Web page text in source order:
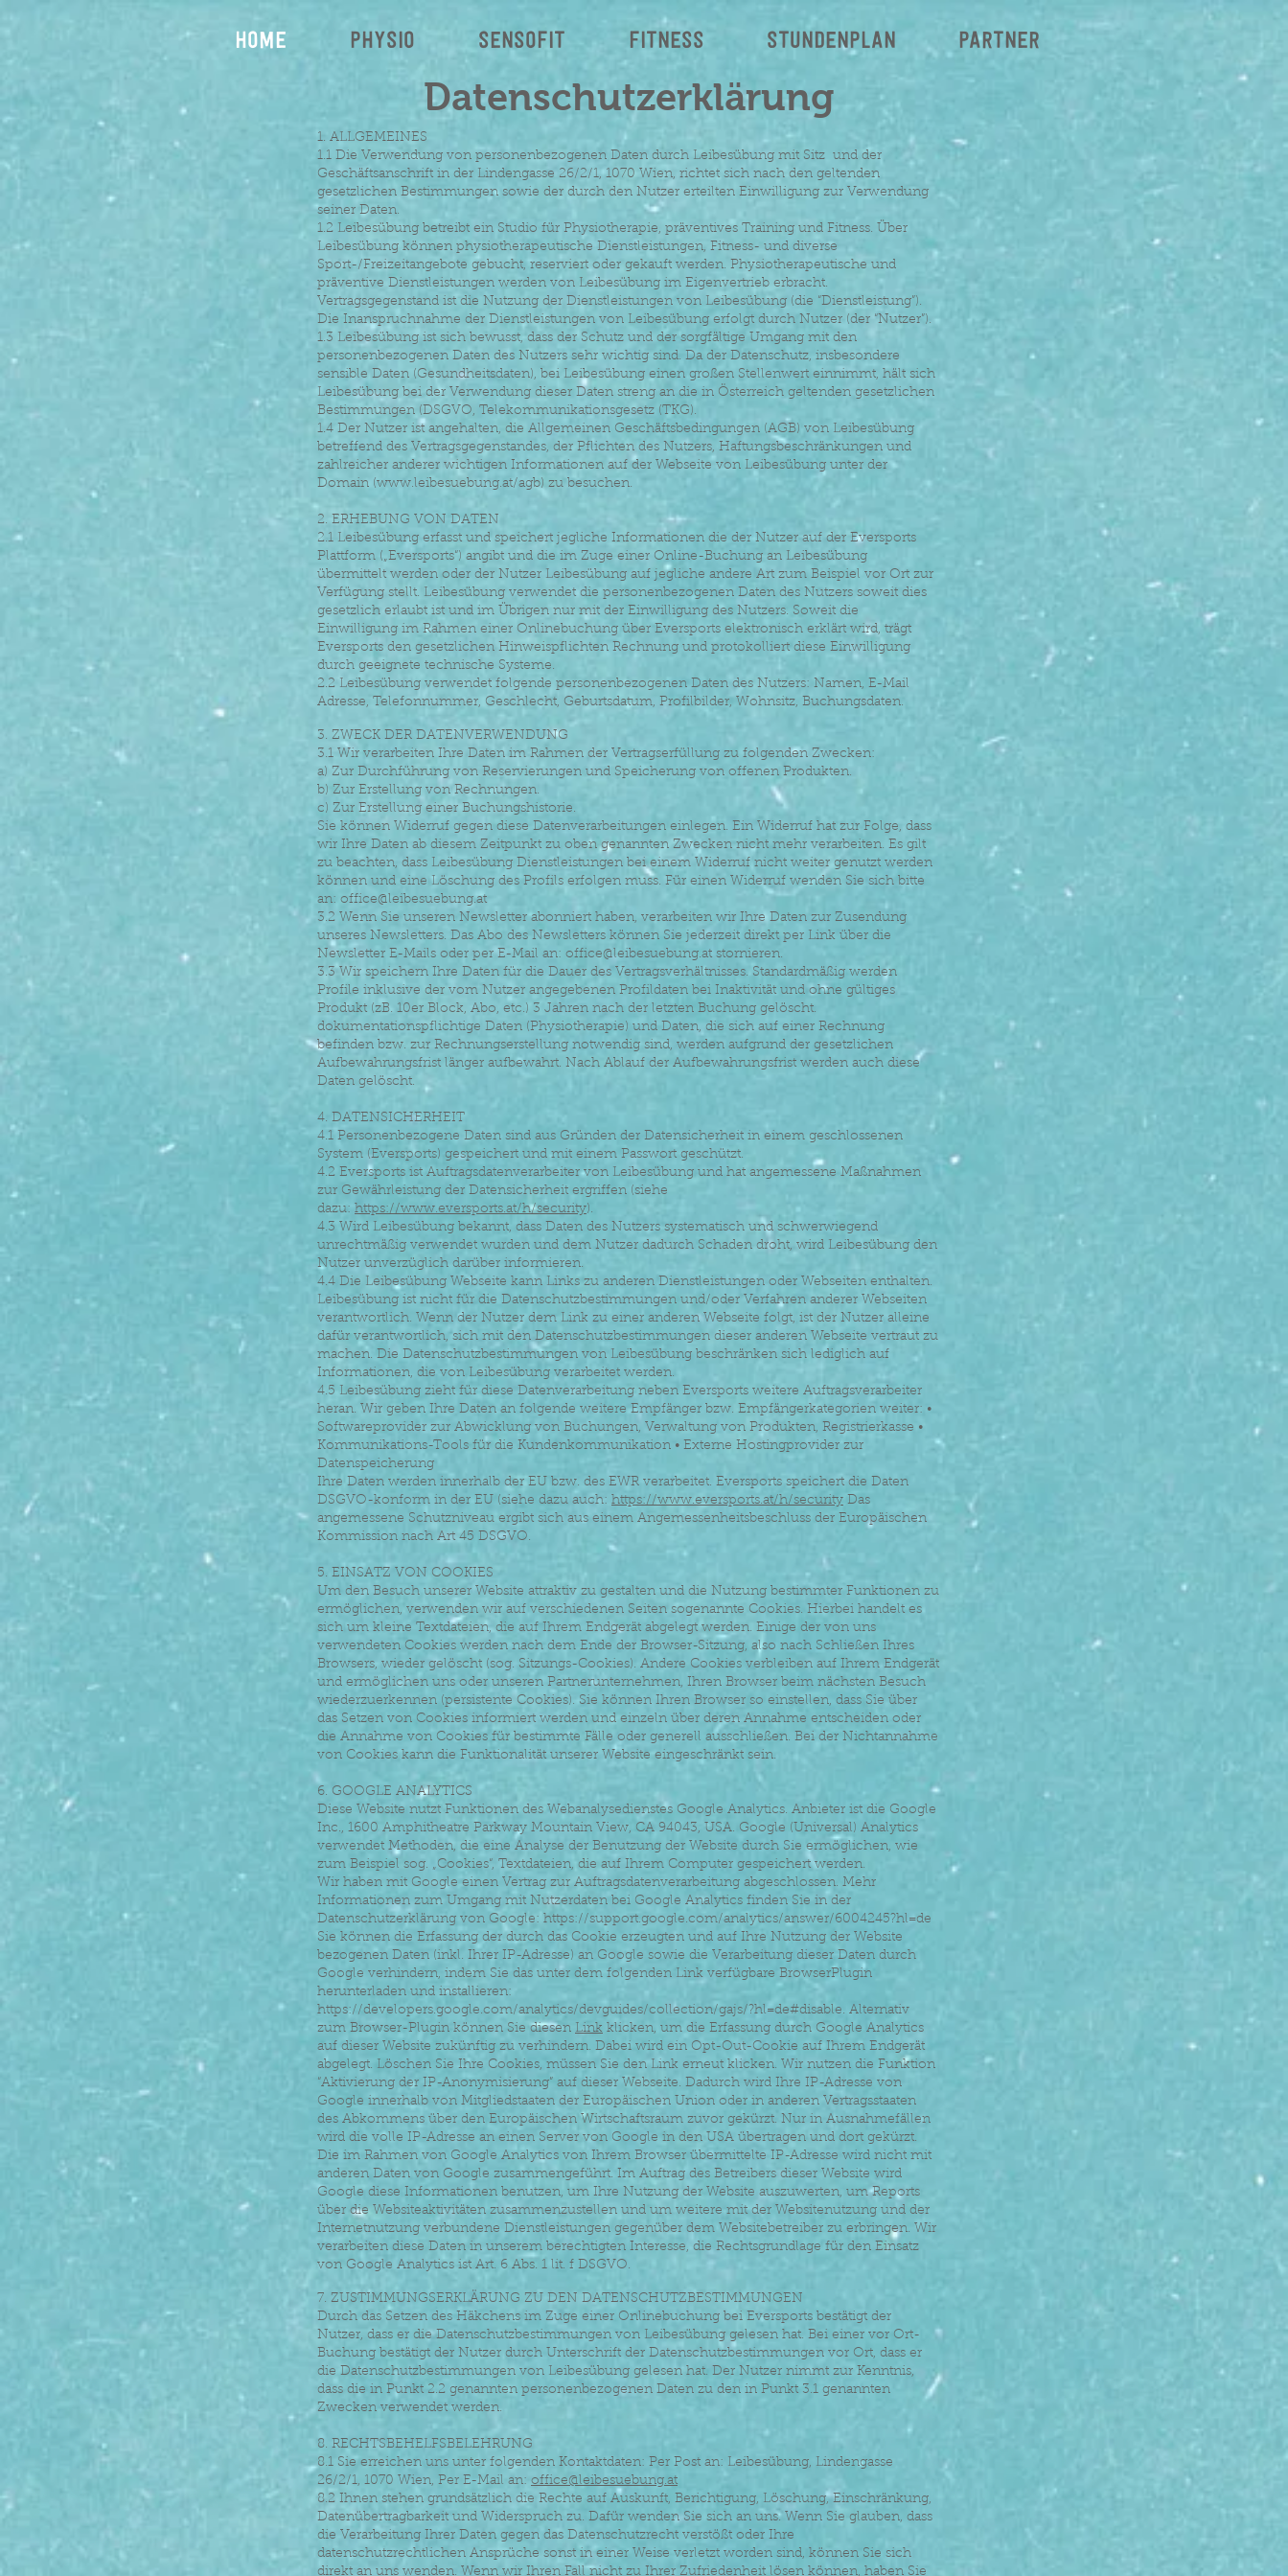
Home Physio SENSOFIT Fitness Stundenplan Partner
Datenschutzerklärung
1. ALLGEMEINES
1.1 Die Verwendung von personenbezogenen Daten durch Leibesübung mit Sitz und der
Geschäftsanschrift in der Lindengasse 26/2/1, 1070 Wien, richtet sich nach den geltenden
gesetzlichen Bestimmungen sowie der durch den Nutzer erteilten Einwilligung zur Verwendung
seiner Daten.
1.2 Leibesübung betreibt ein Studio für Physiotherapie, präventives Training und Fitness. Über
Leibesübung können physiotherapeutische Dienstleistungen, Fitness- und diverse
Sport-/Freizeitangebote gebucht, reserviert oder gekauft werden. Physiotherapeutische und
präventive Dienstleistungen werden von Leibesübung im Eigenvertrieb erbracht.
Vertragsgegenstand ist die Nutzung der Dienstleistungen von Leibesübung (die “Dienstleistung”).
Die Inanspruchnahme der Dienstleistungen von Leibesübung erfolgt durch Nutzer (der “Nutzer”).
1.3 Leibesübung ist sich bewusst, dass der Schutz und der sorgfältige Umgang mit den
personenbezogenen Daten des Nutzers sehr wichtig sind. Da der Datenschutz, insbesondere
sensible Daten (Gesundheitsdaten), bei Leibesübung einen großen Stellenwert einnimmt, hält sich
Leibesübung bei der Verwendung dieser Daten streng an die in Österreich geltenden gesetzlichen
Bestimmungen (DSGVO, Telekommunikationsgesetz (TKG).
1.4 Der Nutzer ist angehalten, die Allgemeinen Geschäftsbedingungen (AGB) von Leibesübung
betreffend des Vertragsgegenstandes, der Pflichten des Nutzers, Haftungsbeschränkungen und
zahlreicher anderer wichtigen Informationen auf der Webseite von Leibesübung unter der
Domain (www.leibesuebung.at/agb) zu besuchen.
2. ERHEBUNG VON DATEN
2.1 Leibesübung erfasst und speichert jegliche Informationen die der Nutzer auf der Eversports
Plattform („Eversports“) angibt und die im Zuge einer Online-Buchung an Leibesübung
übermittelt werden oder der Nutzer Leibesübung auf jegliche andere Art zum Beispiel vor Ort zur
Verfügung stellt. Leibesübung verwendet die personenbezogenen Daten des Nutzers soweit dies
gesetzlich erlaubt ist und im Übrigen nur mit der Einwilligung des Nutzers. Soweit die
Einwilligung im Rahmen einer Onlinebuchung über Eversports elektronisch erklärt wird, trägt
Eversports den gesetzlichen Hinweispflichten Rechnung und protokolliert diese Einwilligung
durch geeignete technische Systeme.
2.2 Leibesübung verwendet folgende personenbezogenen Daten des Nutzers: Namen, E-Mail
Adresse, Telefonnummer, Geschlecht, Geburtsdatum, Profilbilder, Wohnsitz, Buchungsdaten.
3. ZWECK DER DATENVERWENDUNG
3.1 Wir verarbeiten Ihre Daten im Rahmen der Vertragserfüllung zu folgenden Zwecken:
a) Zur Durchführung von Reservierungen und Speicherung von offenen Produkten.
b) Zur Erstellung von Rechnungen.
c) Zur Erstellung einer Buchungshistorie.
Sie können Widerruf gegen diese Datenverarbeitungen einlegen. Ein Widerruf hat zur Folge, dass
wir Ihre Daten ab diesem Zeitpunkt zu oben genannten Zwecken nicht mehr verarbeiten. Es gilt
zu beachten, dass Leibesübung Dienstleistungen bei einem Widerruf nicht weiter genutzt werden
können und eine Löschung des Profils erfolgen muss. Für einen Widerruf wenden Sie sich bitte
an: office@leibesuebung.at
3.2 Wenn Sie unseren Newsletter abonniert haben, verarbeiten wir Ihre Daten zur Zusendung
unseres Newsletters. Das Abo des Newsletters können Sie jederzeit direkt per Link über die
Newsletter E-Mails oder per E-Mail an: office@leibesuebung.atstornieren.
3.3 Wir speichern Ihre Daten für die Dauer des Vertragsverhältnisses. Standardmäßig werden
Profile inklusive der vom Nutzer angegebenen Profildaten bei Inaktivität und ohne gültiges
Produkt (zB. 10er Block, Abo, etc.) 3 Jahren nach der letzten Buchung gelöscht.
dokumentationspflichtige Daten (Physiotherapie) und Daten, die sich auf einer Rechnung
befinden bzw. zur Rechnungserstellung notwendig sind, werden aufgrund der gesetzlichen
Aufbewahrungsfrist länger aufbewahrt. Nach Ablauf der Aufbewahrungsfrist werden auch diese
Daten gelöscht.
4. DATENSICHERHEIT
4.1 Personenbezogene Daten sind aus Gründen der Datensicherheit in einem geschlossenen
System (Eversports) gespeichert und mit einem Passwort geschützt.
4.2 Eversports ist Auftragsdatenverarbeiter von Leibesübung und hat angemessene Maßnahmen
zur Gewährleistung der Datensicherheit ergriffen (siehe
dazu: https://www.eversports.at/h/security).
4.3 Wird Leibesübung bekannt, dass Daten des Nutzers systematisch und schwerwiegend
unrechtmäßig verwendet wurden und dem Nutzer dadurch Schaden droht, wird Leibesübung den
Nutzer unverzüglich darüber informieren.
4.4 Die Leibesübung Webseite kann Links zu anderen Dienstleistungen oder Webseiten enthalten.
Leibesübung ist nicht für die Datenschutzbestimmungen und/oder Verfahren anderer Webseiten
verantwortlich. Wenn der Nutzer dem Link zu einer anderen Webseite folgt, ist der Nutzer alleine
dafür verantwortlich, sich mit den Datenschutzbestimmungen dieser anderen Webseite vertraut zu
machen. Die Datenschutzbestimmungen von Leibesübung beschränken sich lediglich auf
Informationen, die von Leibesübung verarbeitet werden.
4.5 Leibesübung zieht für diese Datenverarbeitung neben Eversports weitere Auftragsverarbeiter
heran. Wir geben Ihre Daten an folgende weitere Empfänger bzw. Empfängerkategorien weiter: •
Softwareprovider zur Abwicklung von Buchungen, Verwaltung von Produkten, Registrierkasse •
Kommunikations-Tools für die Kundenkommunikation • Externe Hostingprovider zur
Datenspeicherung
Ihre Daten werden innerhalb der EU bzw. des EWR verarbeitet. Eversports speichert die Daten
DSGVO-konform in der EU (siehe dazu auch: https://www.eversports.at/h/security Das
angemessene Schutzniveau ergibt sich aus einem Angemessenheitsbeschluss der Europäischen
Kommission nach Art 45 DSGVO.
5. EINSATZ VON COOKIES
Um den Besuch unserer Website attraktiv zu gestalten und die Nutzung bestimmter Funktionen zu
ermöglichen, verwenden wir auf verschiedenen Seiten sogenannte Cookies. Hierbei handelt es
sich um kleine Textdateien, die auf Ihrem Endgerät abgelegt werden. Einige der von uns
verwendeten Cookies werden nach dem Ende der Browser-Sitzung, also nach Schließen Ihres
Browsers, wieder gelöscht (sog. Sitzungs-Cookies). Andere Cookies verbleiben auf Ihrem Endgerät
und ermöglichen uns oder unseren Partnerunternehmen, Ihren Browser beim nächsten Besuch
wiederzuerkennen (persistente Cookies). Sie können Ihren Browser so einstellen, dass Sie über
das Setzen von Cookies informiert werden und einzeln über deren Annahme entscheiden oder
die Annahme von Cookies für bestimmte Fälle oder generell ausschließen. Bei der Nichtannahme
von Cookies kann die Funktionalität unserer Website eingeschränkt sein.
6. GOOGLE ANALYTICS
Diese Website nutzt Funktionen des Webanalysedienstes Google Analytics. Anbieter ist die Google
Inc., 1600 Amphitheatre Parkway Mountain View, CA 94043, USA. Google (Universal) Analytics
verwendet Methoden, die eine Analyse der Benutzung der Website durch Sie ermöglichen, wie
zum Beispiel sog. „Cookies“, Textdateien, die auf Ihrem Computer gespeichert werden.
Wir haben mit Google einen Vertrag zur Auftragsdatenverarbeitung abgeschlossen. Mehr
Informationen zum Umgang mit Nutzerdaten bei Google Analytics finden Sie in der
Datenschutzerklärung von Google: https://support.google.com/analytics/answer/6004245?hl=de
Sie können die Erfassung der durch das Cookie erzeugten und auf Ihre Nutzung der Website
bezogenen Daten (inkl. Ihrer IP-Adresse) an Google sowie die Verarbeitung dieser Daten durch
Google verhindern, indem Sie das unter dem folgenden Link verfügbare BrowserPlugin
herunterladen und installieren:
https://developers.google.com/analytics/devguides/collection/gajs/?hl=de#disable. Alternativ
zum Browser-Plugin können Sie diesen Link klicken, um die Erfassung durch Google Analytics
auf dieser Website zukünftig zu verhindern. Dabei wird ein Opt-Out-Cookie auf Ihrem Endgerät
abgelegt. Löschen Sie Ihre Cookies, müssen Sie den Link erneut klicken. Wir nutzen die Funktion
“Aktivierung der IP-Anonymisierung” auf dieser Webseite. Dadurch wird Ihre IP-Adresse von
Google innerhalb von Mitgliedstaaten der Europäischen Union oder in anderen Vertragsstaaten
des Abkommens über den Europäischen Wirtschaftsraum zuvor gekürzt. Nur in Ausnahmefällen
wird die volle IP-Adresse an einen Server von Google in den USA übertragen und dort gekürzt.
Die im Rahmen von Google Analytics von Ihrem Browser übermittelte IP-Adresse wird nicht mit
anderen Daten von Google zusammengeführt. Im Auftrag des Betreibers dieser Website wird
Google diese Informationen benutzen, um Ihre Nutzung der Website auszuwerten, um Reports
über die Websiteaktivitäten zusammenzustellen und um weitere mit der Websitenutzung und der
Internetnutzung verbundene Dienstleistungen gegenüber dem Websitebetreiber zu erbringen. Wir
verarbeiten diese Daten in unserem berechtigten Interesse, die Rechtsgrundlage für den Einsatz
von Google Analytics ist Art. 6 Abs. 1 lit. f DSGVO.
7. ZUSTIMMUNGSERKLÄRUNG ZU DEN DATENSCHUTZBESTIMMUNGEN
Durch das Setzen des Häkchens im Zuge einer Onlinebuchung bei Eversports bestätigt der
Nutzer, dass er die Datenschutzbestimmungen von Leibesübung gelesen hat. Bei einer vor Ort-
Buchung bestätigt der Nutzer durch Unterschrift der Datenschutzbestimmungen vor Ort, dass er
die Datenschutzbestimmungen von Leibesübung gelesen hat. Der Nutzer nimmt zur Kenntnis,
dass die in Punkt 2.2 genannten personenbezogenen Daten zu den in Punkt 3.1 genannten
Zwecken verwendet werden.
8. RECHTSBEHELFSBELEHRUNG
8.1 Sie erreichen uns unter folgenden Kontaktdaten: Per Post an: Leibesübung, Lindengasse
26/2/1, 1070 Wien, Per E-Mail an: office@leibesuebung.at
8.2 Ihnen stehen grundsätzlich die Rechte auf Auskunft, Berichtigung, Löschung, Einschränkung,
Datenübertragbarkeit und Widerspruch zu. Dafür wenden Sie sich an uns. Wenn Sie glauben, dass
die Verarbeitung Ihrer Daten gegen das Datenschutzrecht verstößt oder Ihre
datenschutzrechtlichen Ansprüche sonst in einer Weise verletzt worden sind, können Sie sich
direkt an uns wenden. Wenn wir Ihren Fall nicht zu Ihrer Zufriedenheit lösen können, haben Sie